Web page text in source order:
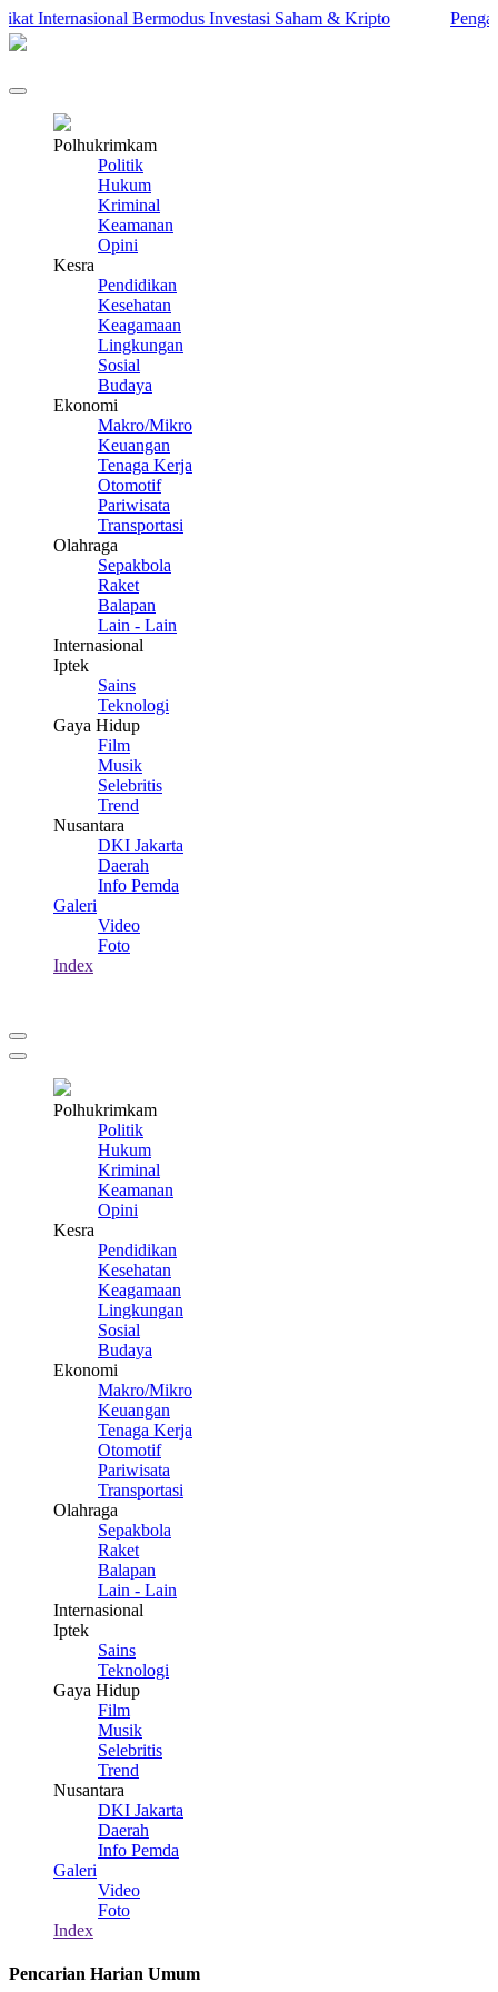
Bermodus Investasi Saham & Kripto Pengamat
Polhukrimkam
Politik
Hukum
Kriminal
Keamanan
Opini
Kesra
Pendidikan
Kesehatan
Keagamaan
Lingkungan
Sosial
Budaya
Ekonomi
Makro/Mikro
Keuangan
Tenaga Kerja
Otomotif
Pariwisata
Transportasi
Olahraga
Sepakbola
Raket
Balapan
Lain - Lain
Internasional
Iptek
Sains
Teknologi
Gaya Hidup
Film
Musik
Selebritis
Trend
Nusantara
DKI Jakarta
Daerah
Info Pemda
Galeri
Video
Foto
Index
Polhukrimkam
Politik
Hukum
Kriminal
Keamanan
Opini
Kesra
Pendidikan
Kesehatan
Keagamaan
Lingkungan
Sosial
Budaya
Ekonomi
Makro/Mikro
Keuangan
Tenaga Kerja
Otomotif
Pariwisata
Transportasi
Olahraga
Sepakbola
Raket
Balapan
Lain - Lain
Internasional
Iptek
Sains
Teknologi
Gaya Hidup
Film
Musik
Selebritis
Trend
Nusantara
DKI Jakarta
Daerah
Info Pemda
Galeri
Video
Foto
Index
Pencarian Harian Umum